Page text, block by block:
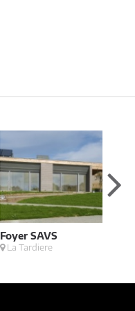
Foyer SAVS
La Tardiere